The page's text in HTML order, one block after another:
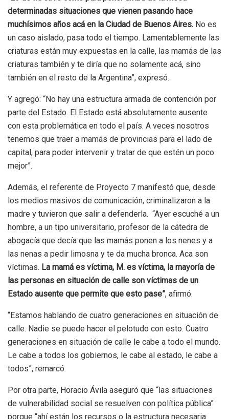
determinadas situaciones que vienen pasando hace
muchísimos años acá en la Ciudad de Buenos Aires. No es
un caso aislado, pasa todo el tiempo. Lamentablemente las
criaturas están muy expuestas en la calle, las mamás de las
criaturas también y te diría que no solamente acá, sino
también en el resto de la Argentina”, expresó.
Y agregó: “No hay una estructura armada de contención por
parte del Estado. El Estado está absolutamente ausente
con esta problemática en todo el país. A veces nosotros
tenemos que traer a mamás de provincias para el lado de
capital, para poder intervenir y tratar de que estén un poco
mejor”.
Además, el referente de Proyecto 7 manifestó que, desde
los medios masivos de comunicación, criminalizaron a la
madre y tuvieron que salir a defenderla. “Ayer escuché a un
hombre, a un tipo universitario, profesor de la cátedra de
abogacía que decía que las mamás ponen a los nenes y a
las nenas a pedir limosna y te da mucha bronca. Aca son
víctimas. La mamá es víctima, M. es víctima, la mayoría de
las personas en situación de calle son víctimas de un
Estado ausente que permite que esto pase”, afirmó.
“Estamos hablando de cuatro generaciones en situación de
calle. Nadie se puede hacer el pelotudo con esto. Cuatro
generaciones en situación de calle le cabe a todo el mundo.
Le cabe a todos los gobiernos, le cabe al estado, le cabe a
todos”, remarcó.
Por otra parte, Horacio Ávila aseguró que “las situaciones
de vulnerabilidad social se resuelven con política pública”
porque “ahí están los recursos o la estructura necesaria